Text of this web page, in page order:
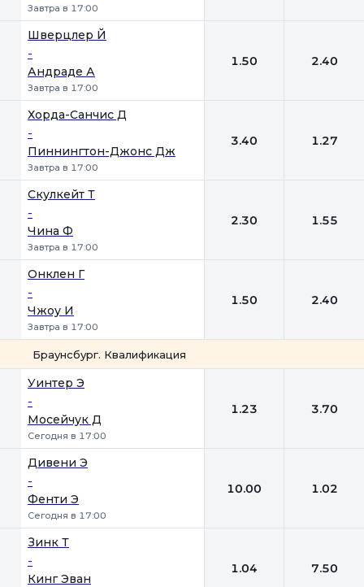
Завтра в 17:00
Шверцлер Й
-
Андраде А
Завтра в 17:00
1.50 2.40
Хорда-Санчис Д
-
Пиннингтон-Джонс Дж
Завтра в 17:00
3.40 1.27
Скулкейт Т
-
Чина Ф
Завтра в 17:00
2.30 1.55
Онклен Г
-
Чжоу И
Завтра в 17:00
1.50 2.40
Браунсбург. Квалификация
Уинтер Э
-
Мосейчук Д
Сегодня в 17:00
1.23 3.70
Дивени Э
-
Фенти Э
Сегодня в 17:00
10.00 1.02
Зинк Т
-
Кинг Эван
1.04 7.50